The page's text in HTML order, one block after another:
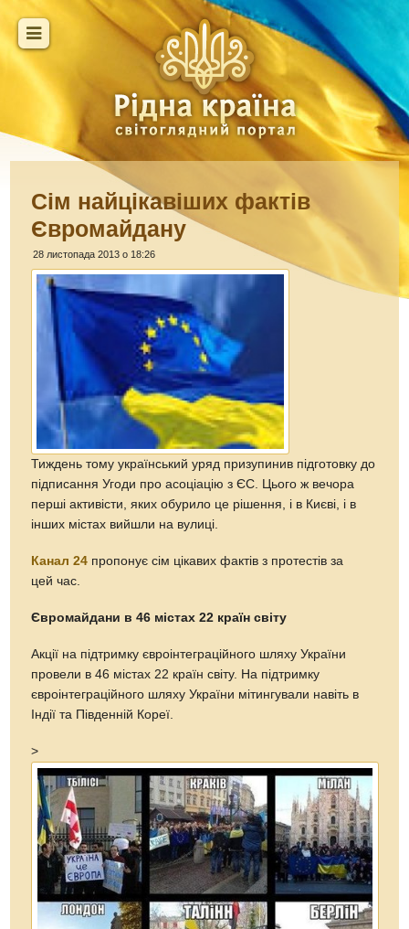
Сім найцікавіших фактів
Євромайдану
28 листопада 2013 о 18:26
Тиждень тому український уряд призупинив підготовку до
підписання Угоди про асоціацію з ЄС. Цього ж вечора
перші активісти, яких обурило це рішення, і в Києві, і в
інших містах вийшли на вулиці.
Канал 24 пропонує сім цікавих фактів з протестів за
цей час.
Євромайдани в 46 містах 22 країн світу
Акції на підтримку євроінтеграційного шляху України
провели в 46 містах 22 країн світу. На підтримку
євроінтеграційного шляху України мітингували навіть в
Індії та Південній Кореї.
>